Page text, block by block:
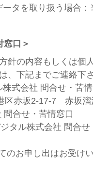
を取り扱う場合：
窓口＞
針の内容もしくは個
、下記までご連絡下
式会社 問合せ・苦
区赤坂2-17-7 赤坂溜
合せ・苦情窓口
タル株式会社 問合せ
のお申し出はお受け